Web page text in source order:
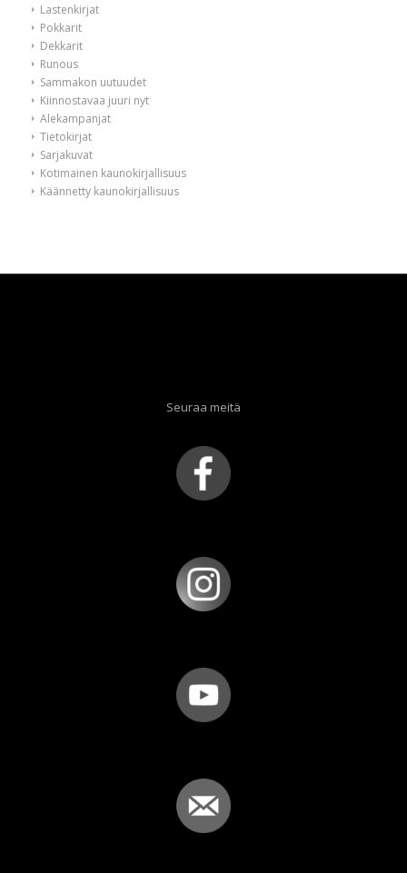
Lastenkirjat
Pokkarit
Dekkarit
Runous
Sammakon uutuudet
Kiinnostavaa juuri nyt
Alekampanjat
Tietokirjat
Sarjakuvat
Kotimainen kaunokirjallisuus
Käännetty kaunokirjallisuus
Seuraa meitä